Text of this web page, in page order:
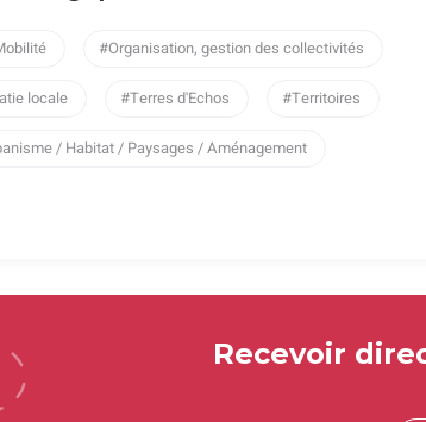
Organisation, gestion des collectivités
locale Terres d'Echos Territoires
/ Habitat / Paysages / Aménagement
Recevoir